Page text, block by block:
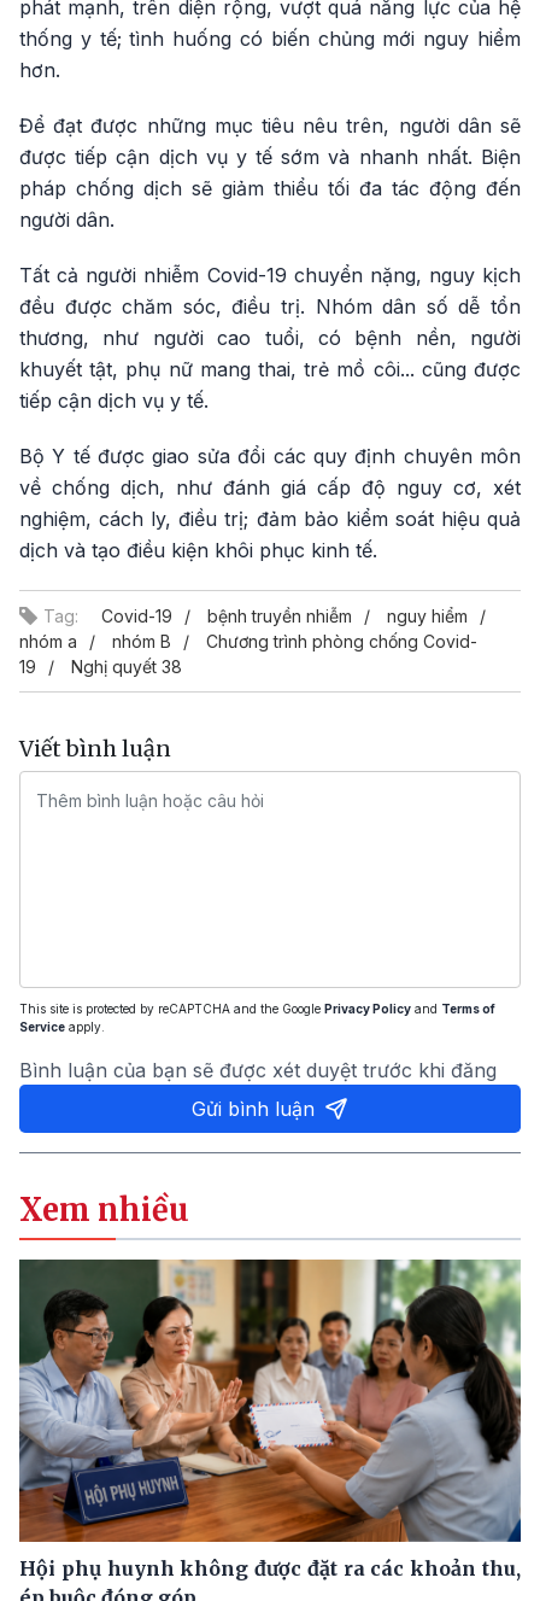
phát mạnh, trên diện rộng, vượt quá năng lực của hệ
thống y tế; tình huống có biến chủng mới nguy hiểm
hơn.
Để đạt được những mục tiêu nêu trên, người dân sẽ
được tiếp cận dịch vụ y tế sớm và nhanh nhất. Biện
pháp chống dịch sẽ giảm thiểu tối đa tác động đến
người dân.
Tất cả người nhiễm Covid-19 chuyển nặng, nguy kịch
đều được chăm sóc, điều trị. Nhóm dân số dễ tổn
thương, như người cao tuổi, có bệnh nền, người
khuyết tật, phụ nữ mang thai, trẻ mồ côi... cũng được
tiếp cận dịch vụ y tế.
Bộ Y tế được giao sửa đổi các quy định chuyên môn
về chống dịch, như đánh giá cấp độ nguy cơ, xét
nghiệm, cách ly, điều trị; đảm bảo kiểm soát hiệu quả
dịch và tạo điều kiện khôi phục kinh tế.
Tag: Covid-19 bệnh truyền nhiễm
nguy hiểm
nhóm a
nhóm B
Chương trình phòng chống Covid-
19
Nghị quyết 38
Viết bình luận
This site is protected by reCAPTCHA and the Google Privacy Policy and Terms of
Service apply.
Bình luận của bạn sẽ được xét duyệt trước khi đăng
Gửi bình luận
Xem nhiều
Hội phụ huynh không được đặt ra các khoản thu,